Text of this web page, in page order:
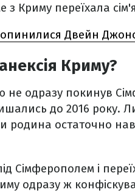
з Криму переїхала
Двейн
Криму?
не одразу покинув
до 2016 року.
родина остаточно
Сімферополем і
одразу ж